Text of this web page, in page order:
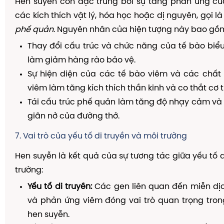
Hen suyễn còn đặc trưng bởi sự tăng phản ứng
các kích thích vật lý, hóa học hoặc dị nguyên, gọi
phế quản. Nguyên nhân của hiện tượng này bao
Thay đổi cấu trúc và chức năng của tế bào
làm giảm hàng rào bảo vệ.
Sự hiện diện của các tế bào viêm và các
viêm làm tăng kích thích thần kinh và co thắt cơ
Tái cấu trúc phế quản làm tăng độ nhạy cảm
giãn nở của đường thở.
7. Vai trò của yếu tố di truyền và môi trường
Hen suyễn là kết quả của sự tương tác giữa yếu tố
trường:
Yếu tố di truyền:Các gen liên quan đến miễn
và phản ứng viêm đóng vai trò quan trọng
hen suyễn.